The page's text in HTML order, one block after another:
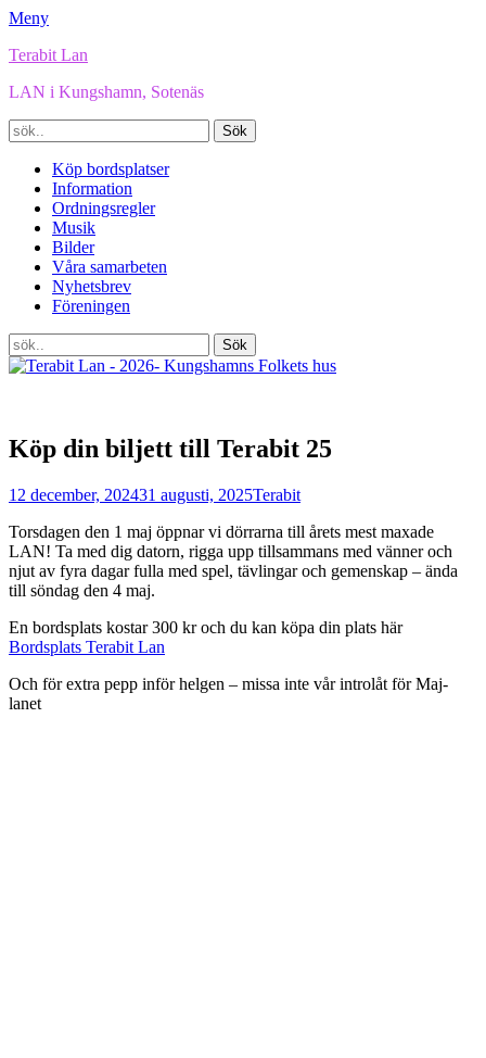
Meny
Terabit Lan
LAN i Kungshamn, Sotenäs
Sök
efter:
post
Primär
meny
Hoppa
innehåll
Köp bordsplatser
Information
Ordningsregler
Musik
Bilder
Våra samarbeten
Nyhetsbrev
Föreningen
Sök
Sök
efter:
Köp din biljett till Terabit 25
Publicerad
12 december, 202431 augusti, 2025Författare
Terabit
Torsdagen den 1 maj öppnar vi dörrarna till årets mest maxade
LAN! Ta med dig datorn, rigga upp tillsammans med vänner och
njut av fyra dagar fulla med spel, tävlingar och gemenskap – ända
till söndag den 4 maj.
En bordsplats kostar 300 kr och du kan köpa din plats här
Bordsplats Terabit Lan
Och för extra pepp inför helgen – missa inte vår introlåt för Maj-
lanet